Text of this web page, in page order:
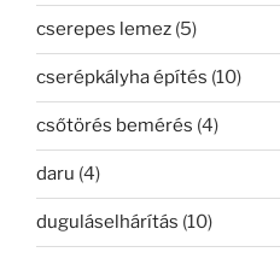
cserepes lemez (5)
cserépkályha építés (10)
csőtörés bemérés (4)
daru (4)
duguláselhárítás (10)